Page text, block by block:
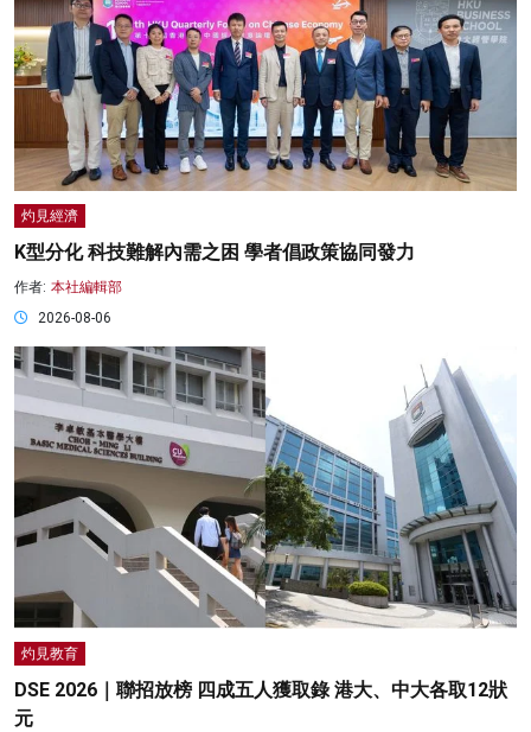
灼見經濟
K型分化 科技難解內需之困 學者倡政策協同發力
作者: 本社編輯部
2026-08-06
灼見教育
DSE 2026｜聯招放榜 四成五人獲取錄 港大、中大各取12狀
元